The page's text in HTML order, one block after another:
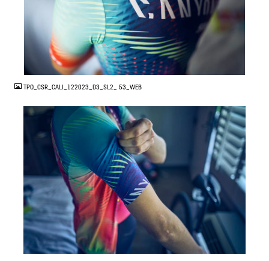
TPO_CSR_CALI_122023_D3_SL2_ 53_WEB